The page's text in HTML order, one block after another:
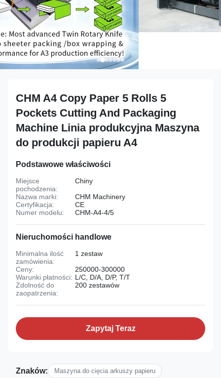
CHM A4 Copy Paper 5 Rolls 5
Pockets Cutting And Packaging
Machine Linia produkcyjna Maszyna
do produkcji papieru A4
Podstawowe właściwości
Miejsce
pochodzenia:
Chiny
Nazwa marki:
CHM Machinery
Certyfikacja:
CE
Numer modelu:
CHM-A4-4/5
Nieruchomości handlowe
Minimalna ilość
zamówienia:
1 zestaw
Ceny:
250000-300000
Warunki płatności: L/C, D/A, D/P, T/T
Zdolność do
zaopatrzenia:
200 zestawów
Zapytaj Teraz
Znaków:
Maszyna do cięcia arkuszy papieru